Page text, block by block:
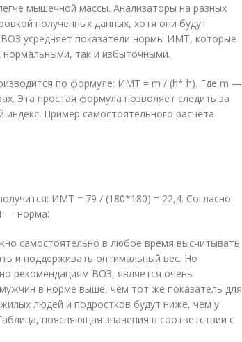
мышечной массы. Анализаторы на разных
полученных данных, хотя они будут
усредняет показатели нормы ИМТ, которые
нормальными, так и избыточными.
по формуле: ИМТ = m / (h* h). Где m —
Эта простая формула позволяет следить за
Пример самостоятельного расчёта
ИМТ = 79 / (180*180) = 22,4. Согласно
— норма:
самостоятельно в любое время высчитывать
и поддерживать оптимальный вес. Но
рекомендациям ВОЗ, является очень
в норме выше, чем тот же показатель для
людей и подростков будут ниже, чем у
поясняющая значения в соответствии с